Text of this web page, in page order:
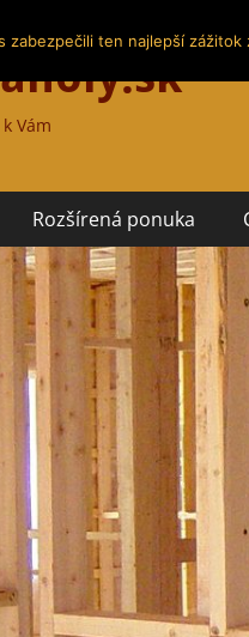
Vám
Rozšírená ponuka
zabezpečili ten najlepší